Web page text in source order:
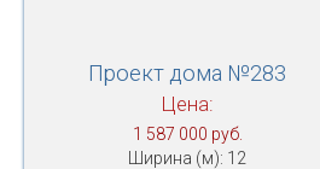
Проект дома №283
Цена:
1 587 000 руб.
Ширина (м): 12